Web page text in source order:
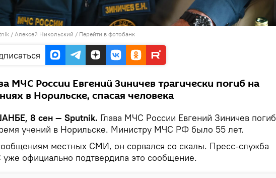
/ Алексей Никольский / Перейти в фотобанк
МЧС России Евгений Зиничев трагически погиб на
в Норильске, спасая человека
8 сен — Sputnik. Глава МЧС России Евгений Зиничев погиб
учений в Норильске. Министру МЧС РФ было 55 лет.
местных СМИ, он сорвался со скалы. Пресс-служба
официально подтвердила это сообщение.